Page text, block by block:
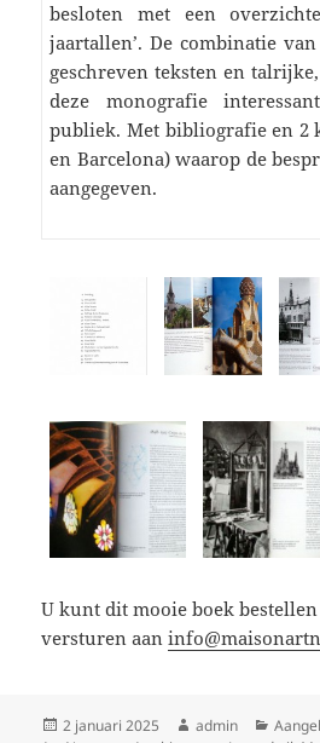
besloten met een
jaartallen’. De combinatie
geschreven teksten en
deze monografie
publiek. Met bibliografie en 2
en Barcelona) waarop de
aangegeven.
U kunt dit mooie boek
versturen aan
Geplaatst
2 januari 2025 Auteur
admin